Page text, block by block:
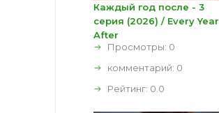
Каждый год после - 3
серия (2026) / Every Year
After
Просмотры: 0
комментарий: 0
Рейтинг: 0.0